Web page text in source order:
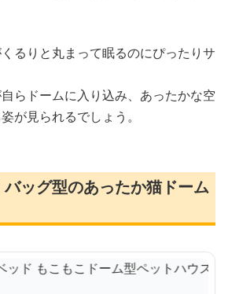
るりと丸まって眠るのにぴったりサ
らドームに入り込み、あったかな空
が見られるでしょう。
ッグ型のあったか猫ドーム